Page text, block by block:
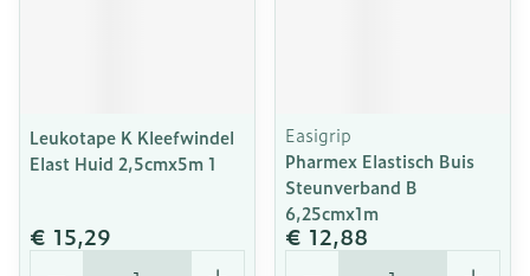
Leukotape K Kleefwindel
Elast Huid 2,5cmx5m 1
€ 15,29
Aantal
Easigrip
Pharmex Elastisch Buis
Steunverband B
6,25cmx1m
€ 12,88
Aantal